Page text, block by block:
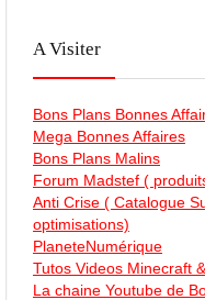
A Visiter
Bons Plans Bonnes
Mega Bonnes Affaires
Bons Plans Malins
Forum Madstef (
Anti Crise ( Catalogue
optimisations)
PlaneteNumérique
Tutos Videos Minecraft
La chaine Youtube de